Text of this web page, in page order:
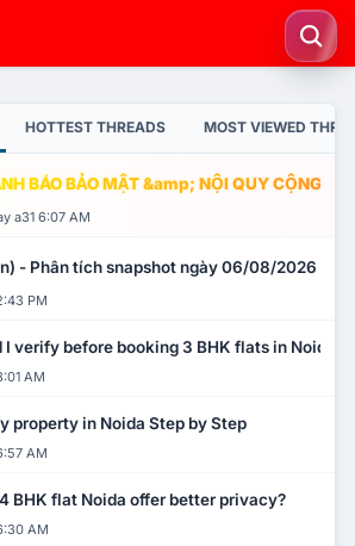
HOTTEST THREADS MOST VIEWED
BÁO BẢO MẬT &amp; NỘI QUY CỘNG
a31 6:07 AM
- Phân tích snapshot ngày 06/08/2026
PM
verify before booking 3 BHK flats in Noida?
AM
property in Noida Step by Step
AM
BHK flat Noida offer better privacy?
AM